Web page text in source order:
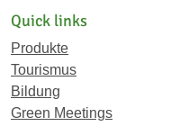
Quick links
Produkte
Tourismus
Bildung
Green Meetings